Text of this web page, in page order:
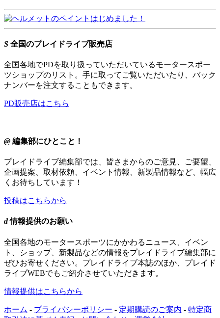
S 全国のプレイドライブ販売店
全国各地でPDを取り扱っていただいているモータースポー
ツショップのリスト。手に取ってご覧いただいたり、バック
ナンバーを注文することもできます。
PD販売店はこちら
@ 編集部にひとこと！
プレイドライブ編集部では、皆さまからのご意見、ご要望、
企画提案、取材依頼、イベント情報、新製品情報など、幅広
くお待ちしています！
投稿はこちらから
d情報提供のお願い
全国各地のモータースポーツにかかわるニュース、イベン
ト、ショップ、新製品などの情報をプレイドライブ編集部に
ぜひお寄せください。プレイドライブ本誌のほか、プレイド
ライブWEBでもご紹介させていただきます。
情報提供はこちらから
ホーム - プライバシーポリシー - 定期購読のご案内 - 特定商